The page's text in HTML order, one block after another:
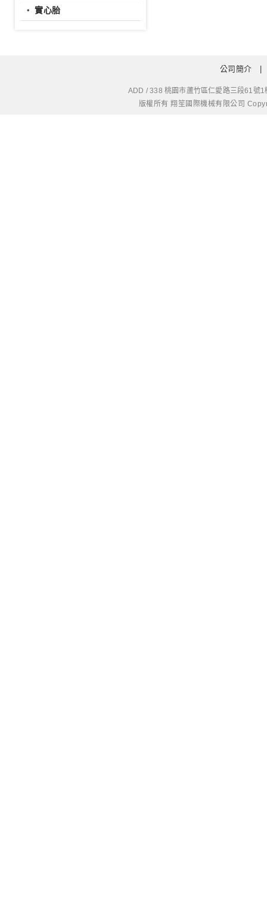
‧實心胎
公司簡介
ADD / 338 桃園市蘆竹區仁愛路三
版權所有 翔笙國際機械有限公司